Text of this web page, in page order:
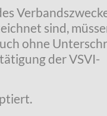
sind,
ohne
der VSVI-